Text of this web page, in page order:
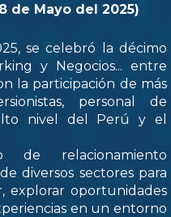
de Mayo del 2025)
se celebró la décimo
y Negocios... entre
la participación de más
personal de
nivel del Perú y el
de relacionamiento
diversos sectores para
explorar oportunidades
en un entorno